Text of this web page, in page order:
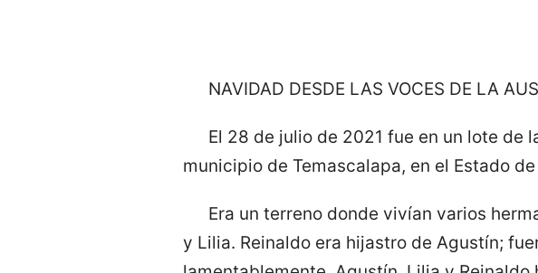
NAVIDAD DESDE LAS VOCES DE LA
El 28 de julio de 2021 fue en un lote de
municipio de Temascalapa, en el Estado
Era un terreno donde vivían varios
y Lilia. Reinaldo era hijastro de Agustín;